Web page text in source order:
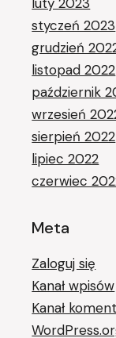
styczeń 2023
grudzień
listopad 2022
październik
wrzesień
sierpień 2022
lipiec 2022
czerwiec
Meta
Zaloguj się
Kanał wpisów
Kanał